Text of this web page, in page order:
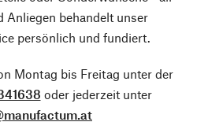
Anliegen behandelt unser
persönlich und fundiert.
Montag bis Freitag unter der
oder jederzeit unter